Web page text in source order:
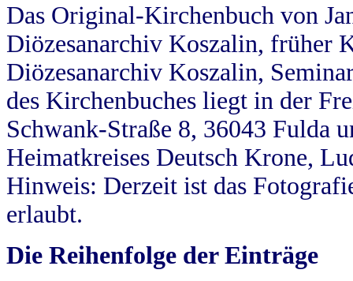
Das Original-Kirchenbuch von
Diözesanarchiv Koszalin, früher
Diözesanarchiv Koszalin,
des Kirchenbuches liegt in der
Schwank-Straße 8, 36043 Fulda
Heimatkreises Deutsch Krone,
Hinweis: Derzeit ist das
erlaubt.
Die Reihenfolge der Einträge